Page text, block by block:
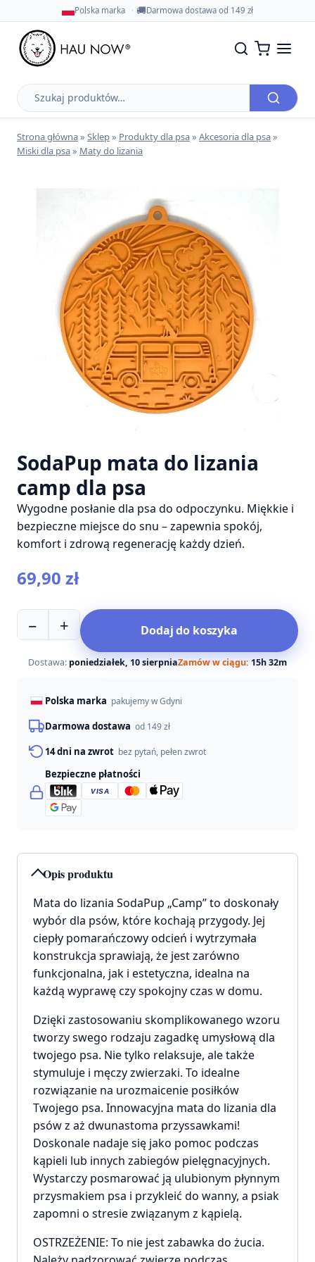
Polska marka 🚚Darmowa dostawa od 149 zł
Szukaj
produktów
Strona główna» Sklep» Produkty dla psa» Akcesoria dla psa»
Miski dla psa» Maty do lizania
Opis produktu
Mata do lizania SodaPup „Camp” to doskonały
wybór dla psów, które kochają przygody. Jej
ciepły pomarańczowy odcień i wytrzymała
konstrukcja sprawiają, że jest zarówno
funkcjonalna, jak i estetyczna, idealna na
każdą wyprawę czy spokojny czas w domu.
Dzięki zastosowaniu skomplikowanego wzoru
tworzy swego rodzaju zagadkę umysłową dla
twojego psa. Nie tylko relaksuje, ale także
stymuluje i męczy zwierzaki. To idealne
rozwiązanie na urozmaicenie posiłków
Twojego psa. Innowacyjna mata do lizania dla
psów z aż dwunastoma przyssawkami!
Doskonale nadaje się jako pomoc podczas
kąpieli lub innych zabiegów pielęgnacyjnych.
Wystarczy posmarować ją ulubionym płynnym
przysmakiem psa i przykleić do wanny, a psiak
zapomni o stresie związanym z kąpielą.
OSTRZEŻENIE: To nie jest zabawka do żucia.
SodaPup mata do lizania
camp dla psa
Wygodne posłanie dla psa do odpoczynku. Miękkie i
bezpieczne miejsce do snu – zapewnia spokój,
komfort i zdrową regenerację każdy dzień.
69,90 zł
−
ilość
SodaPup
camp
dla
psa
+ Dodaj do koszyka
Dostawa: poniedziałek, 10 sierpniaZamów w ciągu: 15h 32m
Polska marka pakujemy w Gdyni
Darmowa dostawa od 149 zł
14 dni na zwrot bez pytań, pełen zwrot
Bezpieczne płatności
VISA